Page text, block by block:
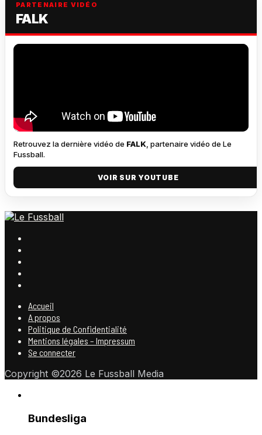
PARTENAIRE VIDÉO
FALK
Retrouvez la dernière vidéo de FALK , partenaire vidéo de Le
Fussball.
VOIR SUR YOUTUBE
Accueil
A propos
Politique de Confidentialité
Mentions légales – Impressum
Se connecter
Copyright ©2026 Le Fussball Media
Bundesliga